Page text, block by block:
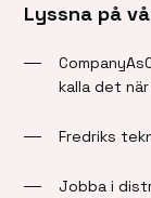
Lyssna på
kalla det
Fredriks
Jobba i